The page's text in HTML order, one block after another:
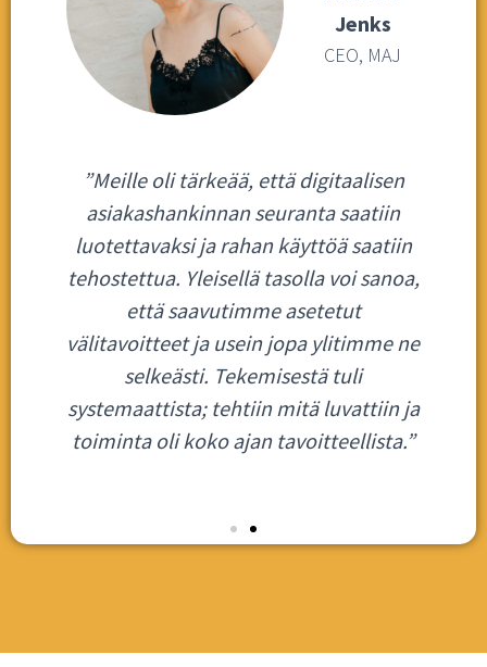
”Meille oli tärkeää, että digitaalisen
asiakashankinnan seuranta saatiin
luotettavaksi ja rahan käyttöä saatiin
tehostettua. Yleisellä tasolla voi sanoa,
että saavutimme asetetut
välitavoitteet ja usein jopa ylitimme ne
selkeästi. Tekemisestä tuli
systemaattista; tehtiin mitä luvattiin ja
toiminta oli koko ajan tavoitteellista.”
Jenks
CEO, MAJ